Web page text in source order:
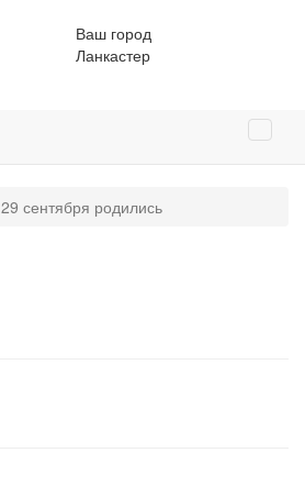
Ваш город
Ланкастер
29 сентября родились